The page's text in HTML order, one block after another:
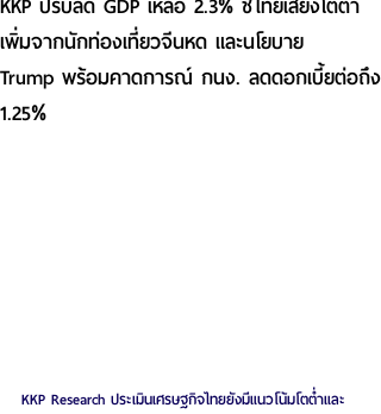
เพิ่มจากนักท่องเที่ยวจีนหด และนโยบาย
Trump พร้อมคาดการณ์ กนง. ลดดอกเบี้ยต่อถึง
1.25%
KKP Research ประเมินเศรษฐกิจไทยยังมีแนวโน้มโตต่ำและ